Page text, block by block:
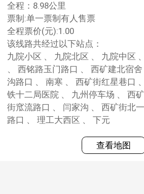
全程：8.98公里
票制:单一票制有人售票
全程票价(元):1.00
该线路共经过以下站点：
九院小区 、 九院北区 、 九院中区 、 西外环线西铭路口
、 西铭路玉门路口 、 西矿建北宿舍 、 北寒 、 西矿街红
沟路口 、 南寒 、 西矿街红星巷口 、 结核病医院 、 中
铁十二局医院 、 九州停车场 、 西矿街金阳路口 、 西矿
街窊流路口 、 闫家沟 、 西矿街北一条口 、 西矿街前进
路口 、 理工大西区 、 下元
查看地图